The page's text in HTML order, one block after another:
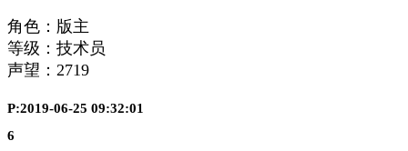
角色：版主
等级：技术员
声望： 2719
P:2019-06-25 09:32:01
6